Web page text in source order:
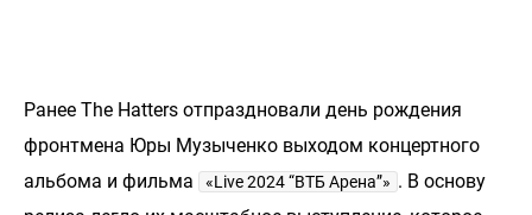
Ранее The Hatters отпраздновали день рождения
фронтмена Юры Музыченко выходом концертного
альбома и фильма
«Live 2024 “ВТБ Арена”» . В основу